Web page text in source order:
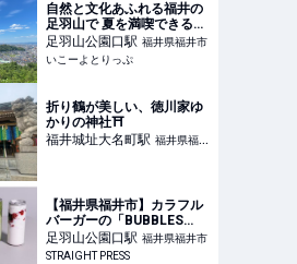
自然と文化あふれる福井の
足羽山で 夏を満喫できるフ
ォトキャンペーン | いこー
よとりっぷ
足羽山公園口駅 福井県福井市
いこーよとりっぷ
折り鶴が美しい、徳川家ゆ
かりの神社⛩️
福井城址大名町駅 福井県福井
【福井県福井市】カラフル
バーガーの「BUBBLES
BURGER」より春限定メニ
ュー登場。パフェやドリン
足羽山公園口駅 福井県福井市
STRAIGHT PRESS